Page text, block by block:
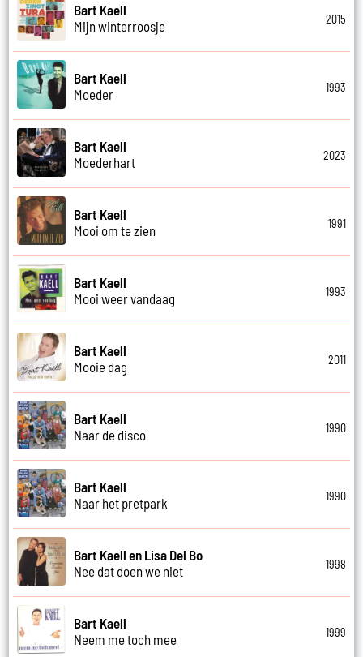
Bart Kaell
Mijn winterroosje
2015
Bart Kaell
Moeder
1993
Bart Kaell
Moederhart
2023
Bart Kaell
Mooi om te zien
1991
Bart Kaell
Mooi weer vandaag
1993
Bart Kaell
Mooie dag
2011
Bart Kaell
Naar de disco
1990
Bart Kaell
Naar het pretpark
1990
Bart Kaell en Lisa Del Bo
Nee dat doen we niet
1998
Bart Kaell
Neem me toch mee
1999